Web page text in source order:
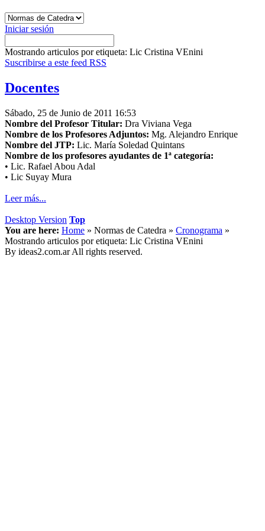
Iniciar sesión
Mostrando articulos por etiqueta: Lic Cristina VEnini
Suscribirse a este feed RSS
Docentes
Sábado, 25 de Junio de 2011 16:53
Nombre del Profesor Titular: Dra Viviana Vega
Nombre de los Profesores Adjuntos: Mg. Alejandro Enrique
Nombre del JTP: Lic. María Soledad Quintans
Nombre de los profesores ayudantes de 1ª categoría:
• Lic. Rafael Abou Adal
• Lic Suyay Mura
Leer más...
Desktop Version Top
You are here: Home » Normas de Catedra » Cronograma »
Mostrando articulos por etiqueta: Lic Cristina VEnini
By ideas2.com.ar All rights reserved.